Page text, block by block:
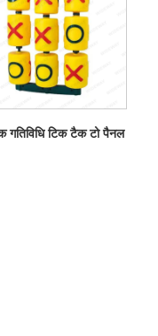
गतिविधि टिक टैक टो पैनल